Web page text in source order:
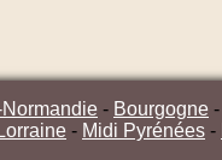
- Bourgogne -
Lorraine - Midi Pyrénées -